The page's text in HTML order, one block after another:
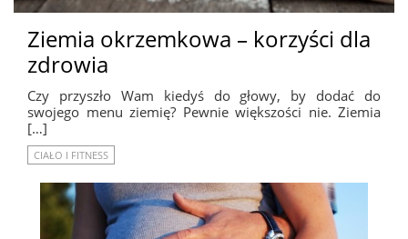
Ziemia okrzemkowa – korzyści dla
zdrowia
Czy przyszło Wam kiedyś do głowy, by dodać do
swojego menu ziemię? Pewnie większości nie. Ziemia
[…]
CIAŁO I FITNESS